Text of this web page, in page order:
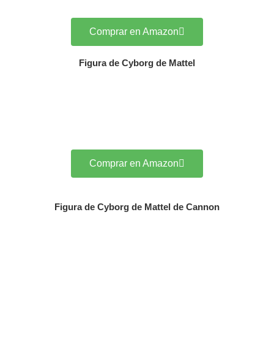
Comprar en Amazon
Figura de Cyborg de Mattel
Comprar en Amazon
Figura de Cyborg de Mattel de Cannon